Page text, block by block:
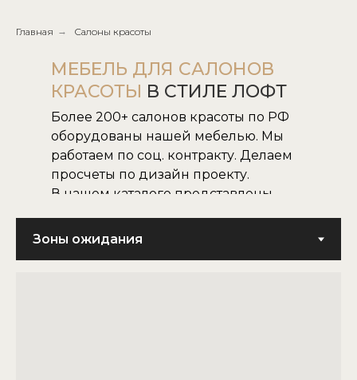
Главная → Салоны красоты
МЕБЕЛЬ ДЛЯ САЛОНОВ
КРАСОТЫ В СТИЛЕ ЛОФТ
Более 200+ салонов красоты по РФ
оборудованы нашей мебелью. Мы
работаем по соц. контракту. Делаем
просчеты по дизайн проекту.
В нашем каталоге представлены